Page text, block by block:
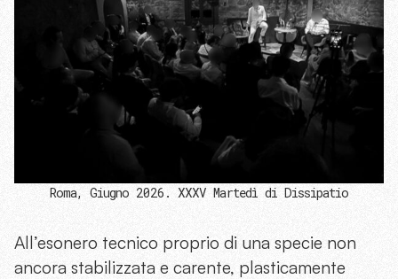
Roma, Giugno 2026. XXXV Martedì di Dissipatio
All’esonero tecnico proprio di una specie non
ancora stabilizzata e carente, plasticamente